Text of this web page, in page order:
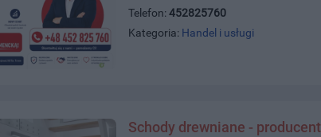
Telefon:452825760
Kategoria: Handel i usługi
Schody drewniane -